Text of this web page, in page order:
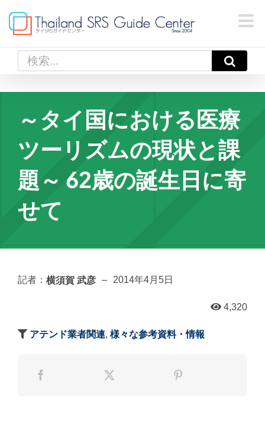
content
索
～タイ国における医療
ツーリズムの現状と課
題～ 62歳の誕生日に寄
せて
記者： 横須賀 武彦 – 2014年4月5日
4,320
アテンド業者関連, 様々な参考資料・情報